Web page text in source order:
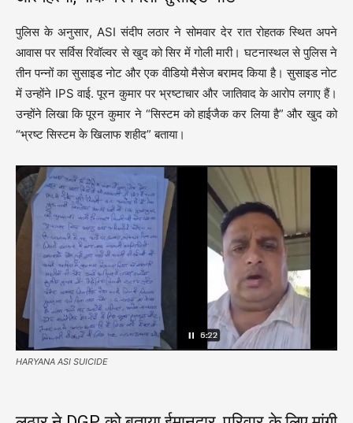
पुलिस के अनुसार, ASI संदीप लठार ने सोमवार देर रात रोहतक स्थित अपने
आवास पर सर्विस रिवॉल्वर से खुद को सिर में गोली मारी। घटनास्थल से पुलिस ने
तीन पन्नों का सुसाइड नोट और एक वीडियो मैसेज बरामद किया है। सुसाइड नोट
में उन्होंने IPS वाई. पूरन कुमार पर भ्रष्टाचार और जातिवाद के आरोप लगाए हैं।
उन्होंने लिखा कि पूरन कुमार ने “सिस्टम को हाईजैक कर लिया है” और खुद को
“भ्रष्ट सिस्टम के खिलाफ शहीद” बताया।
HARYANA ASI SUICIDE